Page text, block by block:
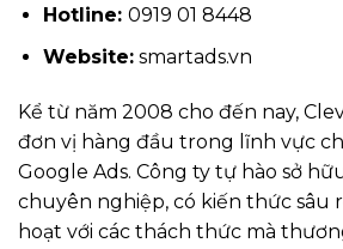
Hotline: 0919 01 8448
Website:smartads.vn
Kể từ năm 2008 cho đến nay,
đơn vị hàng đầu trong lĩnh vực
Google Ads. Công ty tự hào sở
chuyên nghiệp, có kiến thức sâu
hoạt với các thách thức mà